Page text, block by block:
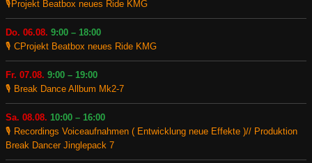
🎙️Projekt Beatbox neues Ride KMG
Do. 06.08. 9:00 – 18:00
🎙️ CProjekt Beatbox neues Ride KMG
Fr. 07.08. 9:00 – 19:00
🎙️ Break Dance Allbum Mk2-7
Sa. 08.08. 10:00 – 16:00
🎙️ Recordings Voiceaufnahmen ( Entwicklung neue Effekte )// Produktion
Break Dancer Jinglepack 7